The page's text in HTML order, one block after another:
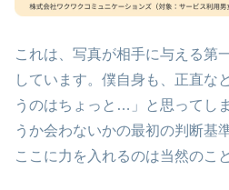
これは、写真が相手に与える第
しています。僕自身も、正直な
うのはちょっと…」と思ってし
うか会わないかの最初の判断基
ここに力を入れるのは当然のこ